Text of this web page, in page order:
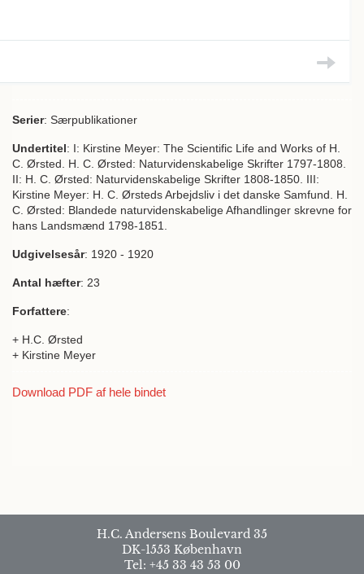
Serier: Særpublikationer
Undertitel: I: Kirstine Meyer: The Scientific Life and Works of H.
C. Ørsted. H. C. Ørsted: Naturvidenskabelige Skrifter 1797-1808.
II: H. C. Ørsted: Naturvidenskabelige Skrifter 1808-1850. III:
Kirstine Meyer: H. C. Ørsteds Arbejdsliv i det danske Samfund. H.
C. Ørsted: Blandede naturvidenskabelige Afhandlinger skrevne for
hans Landsmænd 1798-1851.
Udgivelsesår: 1920 - 1920
Antal hæfter: 23
Forfattere:
+ H.C. Ørsted
+ Kirstine Meyer
Download PDF af hele bindet
H.C. Andersens Boulevard 35
DK-1553 København
Tel: +45 33 43 53 00